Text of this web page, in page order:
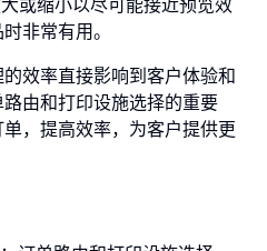
或缩小以尽可能接近预览效
非常有用。
效率直接影响到客户体验和
由和打印设施选择的重要
，提高效率，为客户提供更